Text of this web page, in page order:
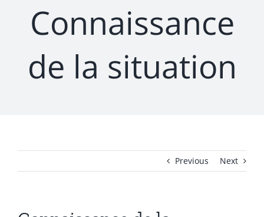
Connaissance
de la situation
Previous Next